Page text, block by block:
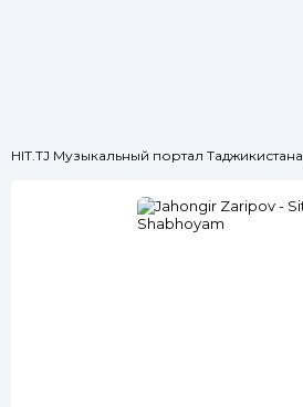
HIT.TJ Музыкальный портал Таджикистана